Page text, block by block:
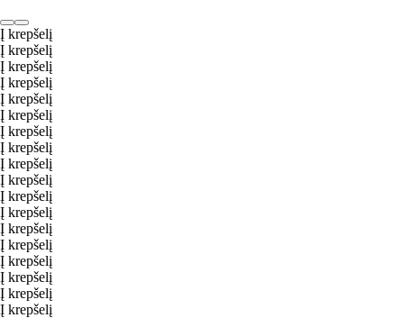
Į krepšelį
Į krepšelį
Į krepšelį
Į krepšelį
Į krepšelį
Į krepšelį
Į krepšelį
Į krepšelį
Į krepšelį
Į krepšelį
Į krepšelį
Į krepšelį
Į krepšelį
Į krepšelį
Į krepšelį
Į krepšelį
Į krepšelį
Į krepšelį